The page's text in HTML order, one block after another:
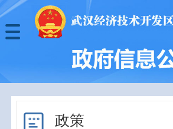
政策